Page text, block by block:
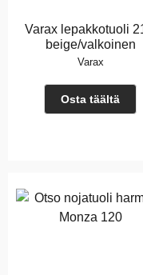
Varax lepakkotuoli
beige/valkoinen
Varax
Osta täältä